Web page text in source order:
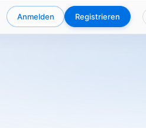
Anmelden Registrieren